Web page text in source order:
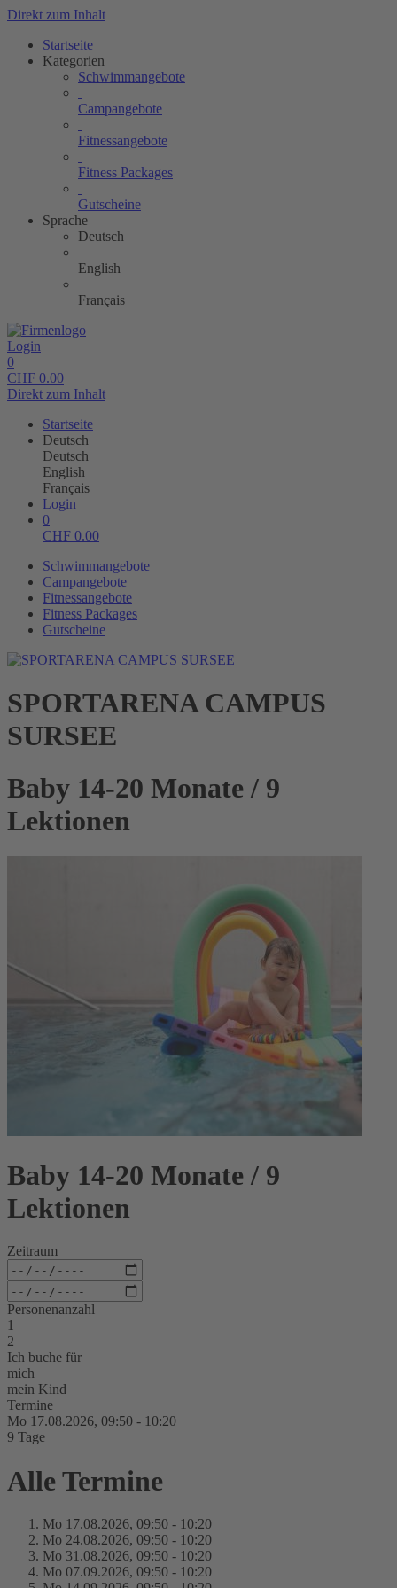
Direkt zum Inhalt
Startseite
Kategorien
Schwimmangebote
Campangebote
Fitnessangebote
Fitness Packages
Gutscheine
Sprache
Deutsch
English
Français
Login
0
CHF 0.00
Direkt zum Inhalt
Startseite
Deutsch
Deutsch
English
Français
Login
0
CHF 0.00
Schwimmangebote
Campangebote
Fitnessangebote
Fitness Packages
Gutscheine
SPORTARENA CAMPUS
SURSEE
Baby 14-20 Monate / 9
Lektionen
Baby 14-20 Monate / 9
Lektionen
Zeitraum
Personenanzahl
1
2
Ich buche für
mich
mein Kind
Termine
Mo 17.08.2026, 09:50 - 10:20
9 Tage
Alle Termine
Mo 17.08.2026, 09:50 - 10:20
Mo 24.08.2026, 09:50 - 10:20
Mo 31.08.2026, 09:50 - 10:20
Mo 07.09.2026, 09:50 - 10:20